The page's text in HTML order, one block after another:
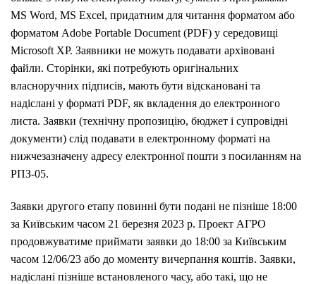
MS Word, MS Excel, придатним для читання форматом або
форматом Adobe Portable Document (PDF) у середовищі
Microsoft XP. Заявники не можуть подавати архівовані
файли. Сторінки, які потребують оригінальних
власноручних підписів, мають бути відскановані та
надіслані у форматі PDF, як вкладення до електронного
листа. Заявки (технічну пропозицію, бюджет і супровідні
документи) слід подавати в електронному форматі на
нижчезазначену адресу електронної пошти з посиланням на
PПЗ-05.
Заявки другого етапу повинні бути подані не пізніше 18:00
за Київським часом 21 березня 2023 р. Проект АГРО
продовжуватиме приймати заявки до 18:00 за Київським
часом 12/06/23 або до моменту вичерпання коштів. Заявки,
надіслані пізніше встановленого часу, або такі, що не